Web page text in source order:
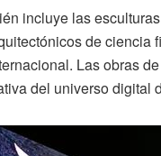
incluye las
de ciencia
Las obras de
del universo digital